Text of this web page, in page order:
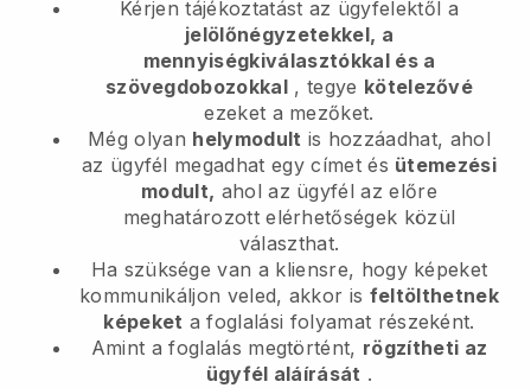
Kérjen tájékoztatást az ügyfelektől a
jelölőnégyzetekkel, a
mennyiségkiválasztókkal és a
szövegdobozokkal , tegye kötelezővé
ezeket a mezőket.
Még olyan helymodult is hozzáadhat, ahol
az ügyfél megadhat egy címet és ütemezési
modult, ahol az ügyfél az előre
meghatározott elérhetőségek közül
választhat.
Ha szüksége van a kliensre, hogy képeket
kommunikáljon veled, akkor is feltölthetnek
képeket a foglalási folyamat részeként.
Amint a foglalás megtörtént, rögzítheti az
ügyfél aláírását .